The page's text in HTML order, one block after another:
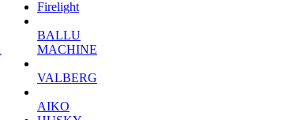
Firelight
BALLU
MACHINE
VALBERG
AIKO